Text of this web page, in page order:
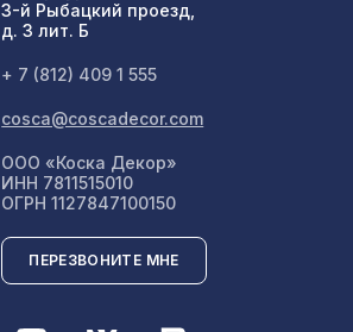
3-й Рыбацкий проезд,
д. 3 лит. Б
+ 7 (812) 409 1 555
cosca@coscadecor.com
ООО «Коска Декор»
ИНН 7811515010
ОГРН 1127847100150
ПЕРЕЗВОНИТЕ МНЕ